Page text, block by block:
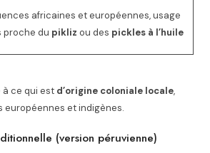
africaines et européennes, usage
proche du pikliz ou des pickles à l’huile
à ce qui est d’origine coloniale locale,
européennes et indigènes.
(version péruvienne)